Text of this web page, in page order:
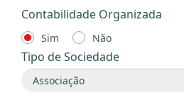
Contabilidade Organizada
Sim Não
Tipo de Sociedade